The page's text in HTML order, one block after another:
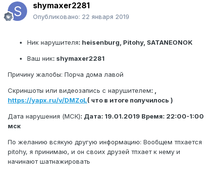
shymaxer2281
Опубликовано: 22 января 2019
Ник нарушителя: heisenburg, Pitohy, SATANEONOK
Ваш ник: shymaxer2281
Причину жалобы: Порча дома лавой
Скриншоты или видеозапись с нарушителем: ,
https://yapx.ru/v/DMZoL( что в итоге получилось )
Дата нарушения (МСК): Дата: 19.01.2019 Время: 22:00-1:00
мск
По желанию всякую другую информацию: Вообщем тпхается
pitohy, я принимаю, и он своих друзей тпхает к нему и
начинают шатнажировать